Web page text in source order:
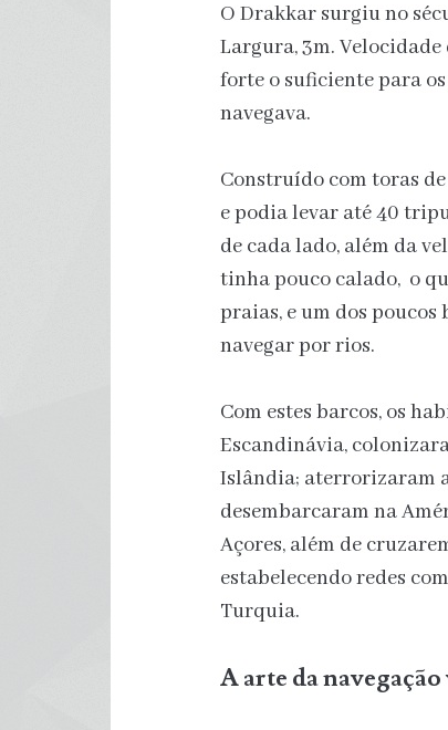
O Drakkar surgiu no
Largura, 3m. Velocidade
forte o suficiente para
navegava.
Construído com toras
e podia levar até 40
de cada lado, além da
tinha pouco calado, o
praias, e um dos poucos
navegar por rios.
Com estes barcos, os
Escandinávia,
Islândia; aterrorizaram
desembarcaram na
Açores, além de
estabelecendo redes
Turquia.
A arte da